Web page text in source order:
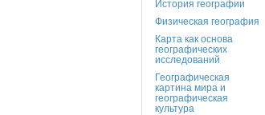
История географии
Физическая география
Карта как основа
географических
исследований
Географическая
картина мира и
географическая
культура
Тунис. Атмосфера Востока